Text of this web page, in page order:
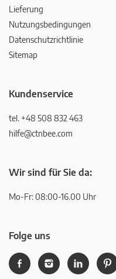
Lieferung
Nutzungsbedingungen
Datenschutzrichtlinie
Sitemap
Kundenservice
tel. +48 508 832 463
hilfe@ctnbee.com
Wir sind für Sie da:
Mo-Fr: 08:00-16.00 Uhr
Folge uns